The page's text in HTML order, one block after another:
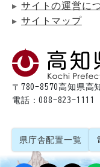
サイトの運営に
サイトマップ
〒780-8570高知県高
電話：088-823-1111
県庁舎配置一覧